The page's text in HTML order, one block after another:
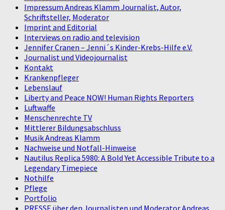
Impressum Andreas Klamm Journalist, Autor,
Schriftsteller, Moderator
Imprint and Editorial
Interviews on radio and television
Jennifer Cranen – Jenni´s Kinder-Krebs-Hilfe e.V.
Journalist und Videojournalist
Kontakt
Krankenpfleger
Lebenslauf
Liberty and Peace NOW! Human Rights Reporters
Luftwaffe
Menschenrechte TV
Mittlerer Bildungsabschluss
Musik Andreas Klamm
Nachweise und Notfall-Hinweise
Nautilus Replica 5980: A Bold Yet Accessible Tribute to a
Legendary Timepiece
Nothilfe
Pflege
Portfolio
PRESSE über den Journalisten und Moderator Andreas